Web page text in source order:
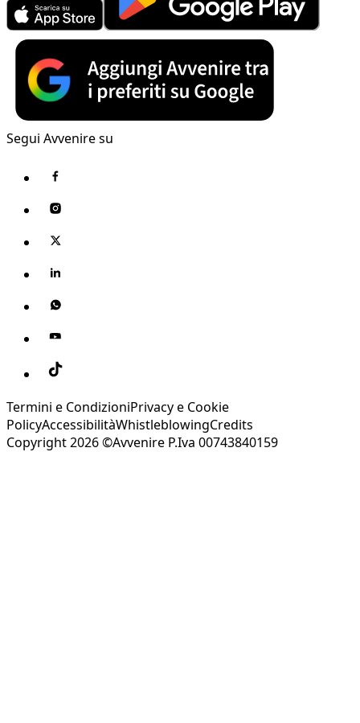
Segui Avvenire su
Termini e CondizioniPrivacy e Cookie
PolicyAccessibilitàWhistleblowingCredits
Copyright 2026 ©Avvenire P.Iva 00743840159